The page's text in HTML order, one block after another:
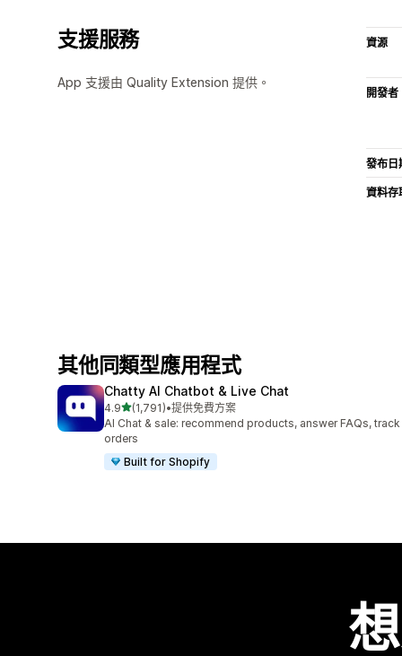
支援服務
App 支援由 Quality Extension 提供。
資源
開發者
發布日
資料存
其他同類型應用程式
Chatty AI Chatbot & Live Chat
4.9滿分 5 顆星
(1,791)
共有 1791 則評價
•提供免費方案
AI Chat & sale: recommend products, answer FAQs, track
orders
Built for Shopify